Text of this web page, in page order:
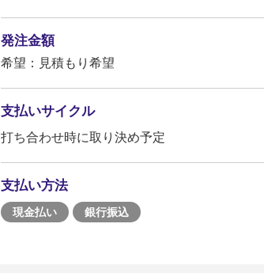
発注金額
希望：見積もり希望
支払いサイクル
打ち合わせ時に取り決め予定
支払い方法
現金払い 銀行振込